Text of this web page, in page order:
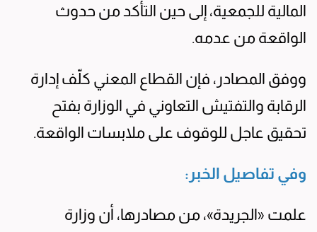
المالية للجمعية، إلى حين التأكد من حدوث
الواقعة من عدمه.
ووفق المصادر، فإن القطاع المعني كلّف إدارة
الرقابة والتفتيش التعاوني في الوزارة بفتح
تحقيق عاجل للوقوف على ملابسات الواقعة.
وفي تفاصيل الخبر:
علمت «الجريدة»، من مصادرها، أن وزارة